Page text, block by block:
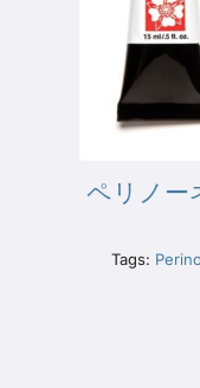
ペリノー
Tags: